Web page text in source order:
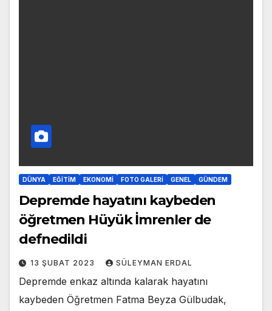
DÜNYA EĞITIM EKONOMI FOTO GALERI GENEL GÜNDEM
Depremde hayatını kaybeden
öğretmen Hüyük İmrenler de
defnedildi
13 ŞUBAT 2023 SÜLEYMAN ERDAL
Depremde enkaz altında kalarak hayatını
kaybeden Öğretmen Fatma Beyza Gülbudak,